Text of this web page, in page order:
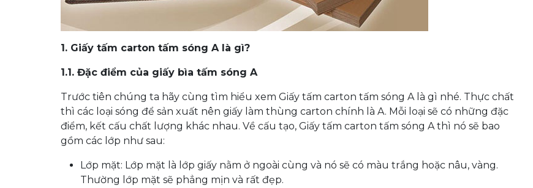
1. Giấy tấm carton tấm sóng A là gì?
1.1. Đặc điểm của giấy bìa tấm sóng A
Trước tiên chúng ta hãy cùng tìm hiểu xem Giấy tấm carton tấm sóng A là gì nhé. Thực chất
thì các loại sóng để sản xuất nên giấy làm thùng carton chính là A. Mỗi loại sẽ có những đặc
điểm, kết cấu chất lượng khác nhau. Về cấu tạo, Giấy tấm carton tấm sóng A thì nó sẽ bao
gồm các lớp như sau:
Lớp mặt: Lớp mặt là lớp giấy nằm ở ngoài cùng và nó sẽ có màu trắng hoặc nâu, vàng.
Thường lớp mặt sẽ phẳng mịn và rất đẹp.